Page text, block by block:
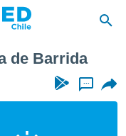
de Barrida
...